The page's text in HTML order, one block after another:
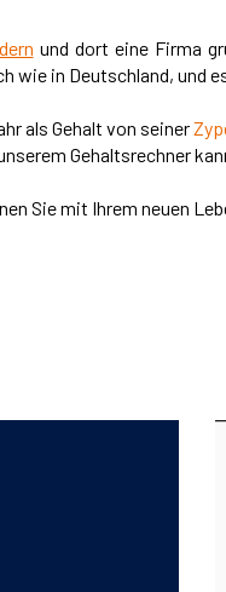
und dort eine Firma
wie in Deutschland, und
als Gehalt von seiner
Gehaltsrechner
Sie mit Ihrem neuen